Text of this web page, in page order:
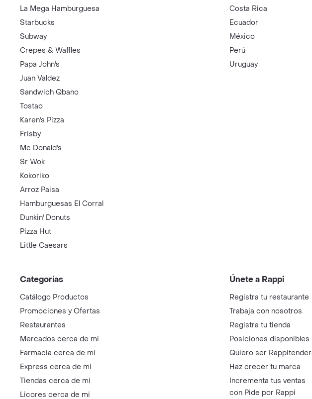
La Mega Hamburguesa
Starbucks
Subway
Crepes & Waffles
Papa John's
Juan Valdez
Sandwich Qbano
Tostao
Karen's Pizza
Frisby
Mc Donald's
Sr Wok
Kokoriko
Arroz Paisa
Hamburguesas El Corral
Dunkin' Donuts
Pizza Hut
Little Caesars
Costa Rica
Ecuador
México
Perú
Uruguay
Categorías
Catálogo Productos
Promociones y Ofertas
Restaurantes
Mercados cerca de mi
Farmacia cerca de mi
Express cerca de mi
Tiendas cerca de mi
Licores cerca de mi
Únete a Rappi
Registra tu restaurante
Trabaja con nosotros
Registra tu tienda
Posiciones disponibles
Quiero ser
Haz crecer tu marca
Incrementa tus ventas
con Pide por Rappi